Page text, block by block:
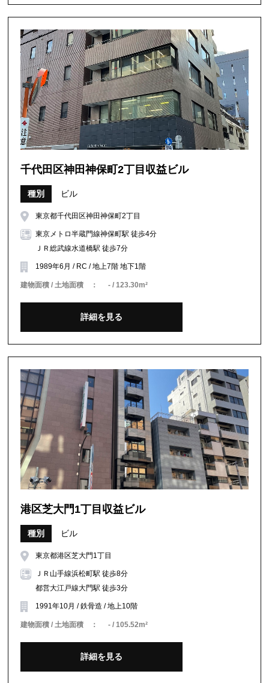
千代田区神田神保町2丁目収益ビル
種別 ビル
東京都千代田区神田神保町2丁目
東京メトロ半蔵門線神保町駅 徒歩4分
ＪＲ総武線水道橋駅 徒歩7分
1989年6月 / RC / 地上7階 地下1階
建物面積 / 土地面積 ： - / 123.30m²
詳細を見る
港区芝大門1丁目収益ビル
種別 ビル
東京都港区芝大門1丁目
ＪＲ山手線浜松町駅 徒歩8分
都営大江戸線大門駅 徒歩3分
1991年10月 / 鉄骨造 / 地上10階
建物面積 / 土地面積 ： - / 105.52m²
詳細を見る